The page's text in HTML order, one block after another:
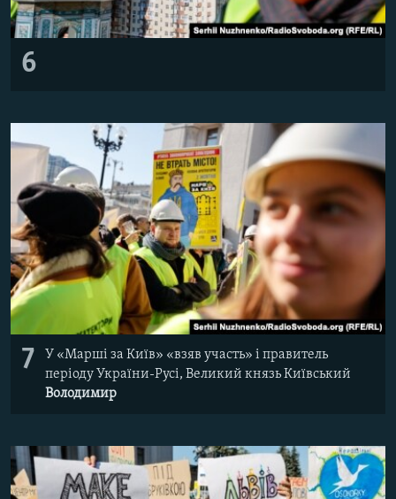
6
7
У «Марші за Київ» «взяв участь» і правитель
періоду України-Русі, Великий князь Київський
Володимир